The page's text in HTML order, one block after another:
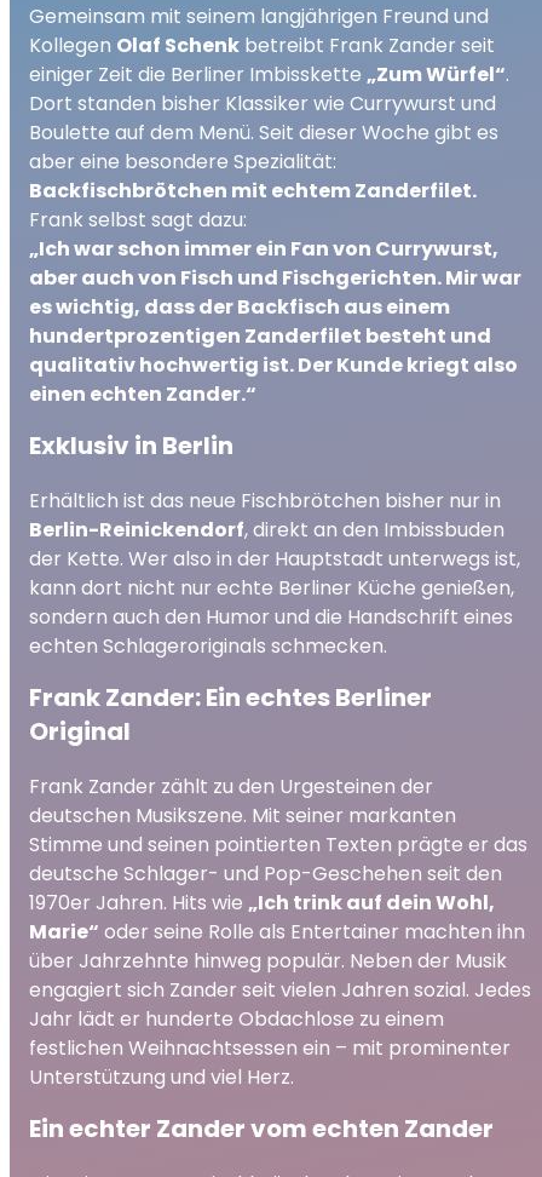
Gemeinsam mit seinem langjährigen Freund und
Kollegen Olaf Schenk betreibt Frank Zander seit
einiger Zeit die Berliner Imbisskette „Zum Würfel“.
Dort standen bisher Klassiker wie Currywurst und
Boulette auf dem Menü. Seit dieser Woche gibt es
aber eine besondere Spezialität:
Backfischbrötchen mit echtem Zanderfilet.
Frank selbst sagt dazu:
„Ich war schon immer ein Fan von Currywurst,
aber auch von Fisch und Fischgerichten. Mir war
es wichtig, dass der Backfisch aus einem
hundertprozentigen Zanderfilet besteht und
qualitativ hochwertig ist. Der Kunde kriegt also
einen echten Zander.“
Exklusiv in Berlin
Erhältlich ist das neue Fischbrötchen bisher nur in
Berlin-Reinickendorf, direkt an den Imbissbuden
der Kette. Wer also in der Hauptstadt unterwegs ist,
kann dort nicht nur echte Berliner Küche genießen,
sondern auch den Humor und die Handschrift eines
echten Schlageroriginals schmecken.
Frank Zander: Ein echtes Berliner
Original
Frank Zander zählt zu den Urgesteinen der
deutschen Musikszene. Mit seiner markanten
Stimme und seinen pointierten Texten prägte er das
deutsche Schlager- und Pop-Geschehen seit den
1970er Jahren. Hits wie „Ich trink auf dein Wohl,
Marie“ oder seine Rolle als Entertainer machten ihn
über Jahrzehnte hinweg populär. Neben der Musik
engagiert sich Zander seit vielen Jahren sozial. Jedes
Jahr lädt er hunderte Obdachlose zu einem
festlichen Weihnachtsessen ein – mit prominenter
Unterstützung und viel Herz.
Ein echter Zander vom echten Zander